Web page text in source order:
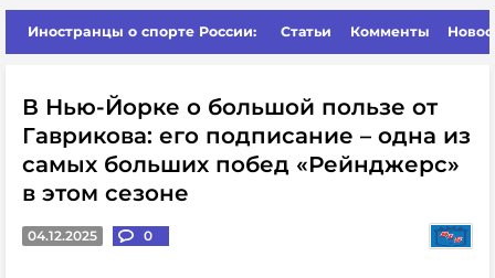
Иностранцы о спорте России: Статьи Комменты
В Нью-Йорке о большой пользе от
Гаврикова: его подписание – одна из
самых больших побед «Рейнджерс»
в этом сезоне
04.12.2025 0